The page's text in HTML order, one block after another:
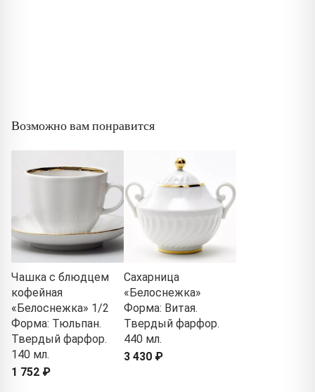
Возможно вам понравится
Чашка с блюдцем
кофейная
«Белоснежка» 1/2
Форма: Тюльпан.
Твердый фарфор.
140 мл.
1 752 ₽
Сахарница
«Белоснежка»
Форма: Витая.
Твердый фарфор.
440 мл.
3 430 ₽